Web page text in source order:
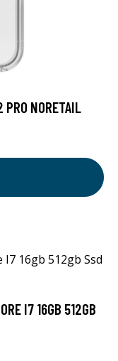
PRO NORETAIL
I7 16GB 512GB